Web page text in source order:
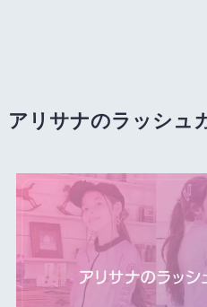
アリサナのラッシュ